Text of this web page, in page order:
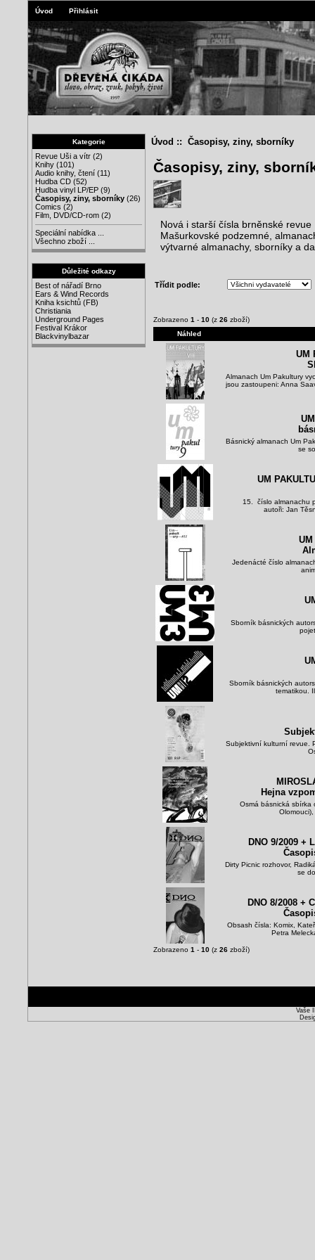
Úvod Přihlásit
Kategorie
Revue Uši a vítr (2)
Knihy (101)
Audio knihy, čtení (11)
Hudba CD (52)
Hudba vinyl LP/EP (9)
Časopisy, ziny, sborníky (26)
Comics (2)
Film, DVD/CD-rom (2)
Speciální nabídka ...
Všechno zboží ...
Důležité odkazy
Best of nářadí Brno
Ears & Wind Records
Kniha ksichtů (FB)
Christiania
Underground Pages
Festival Krákor
Blackvinylbazar
Úvod :: Časopisy, ziny, sborníky
Časopisy, ziny,
Nová i starší čísla brněnské
Mašurkovské podzemné,
výtvarné almanachy, sborníky a
Třídit podle:
Zobrazeno 1 - 10 (z 26 zboží)
Náhled
UM
Almanach Um Pakultury
jsou zastoupeni: Anna
Básnický almanach Um
se
UM
15. číslo almanachu
autoři: Jan
UM
Jedenácté číslo
Sborník básnických
Sborník básnických
tematikou.
Subjektivní kulturní revue.
Hejna
Osmá básnická sbírka
DNO 9/2009 +
Dirty Picnic rozhovor,
se
DNO 8/2008 +
Obsash čísla: Komix,
Petra
Zobrazeno 1 - 10 (z 26 zboží)
Vaše